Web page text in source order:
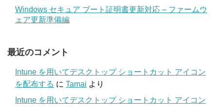
Windows セキュア ブート証明書更新対応 – ファームウ
ェア更新準備編
最近のコメント
Intune を用いてデスクトップ ショートカット アイコン
を配布する に Tamai より
Intune を用いてデスクトップ ショートカット アイコン